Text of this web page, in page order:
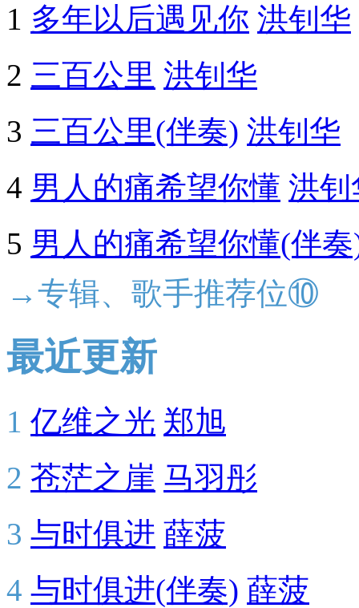
1 多年以后遇见你 洪钊华
2 三百公里 洪钊华
3 三百公里(伴奏) 洪钊华
4 男人的痛希望你懂 洪钊
5 男人的痛希望你懂(伴
→专辑、歌手推荐位⑩
最近更新
1 亿维之光 郑旭
2 苍茫之崖 马羽彤
3 与时俱进 薛菠
4 与时俱进(伴奏) 薛菠